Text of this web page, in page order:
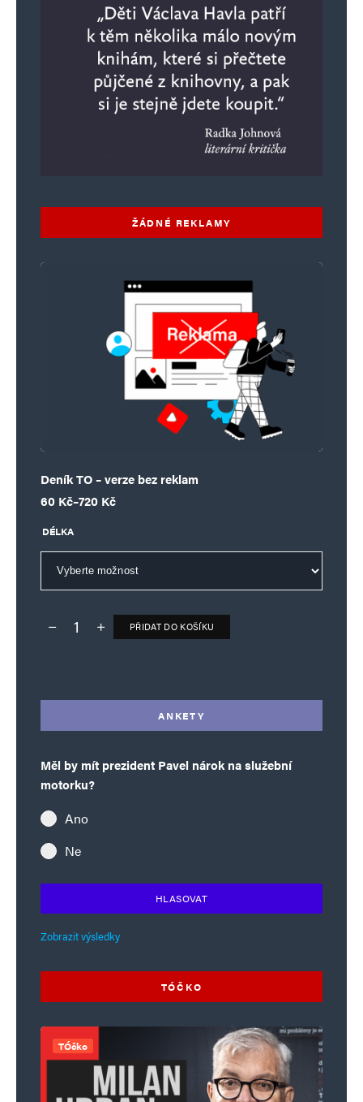
ŽÁDNÉ REKLAMY
Deník TO – verze bez reklam
60 Kč–720 Kč
Rozpětí cen: 60 Kč až 720 Kč
DÉLKA
Deník TO – verze bez reklam množství
PŘIDAT DO KOŠÍKU
ANKETY
Měl by mít prezident Pavel nárok na služební
motorku?
Ano
Ne
HLASOVAT
Zobrazit výsledky
TÓČKO
TÓčko